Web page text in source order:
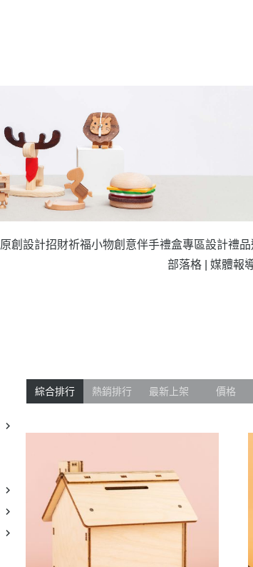
原創設計招財祈福小物創意伴手禮盒專區設計禮
部落格 | 媒體報
綜合排行 熱銷排行 最新上架 價格